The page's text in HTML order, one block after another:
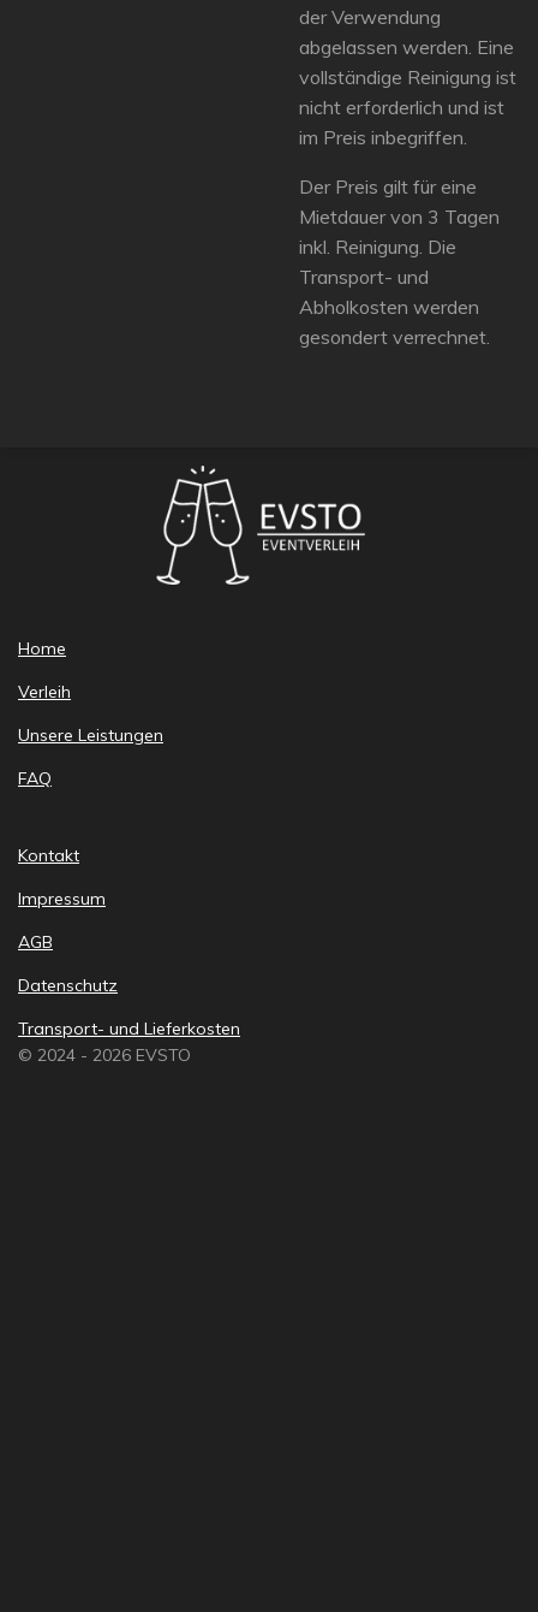
der Verwendung
abgelassen werden. Eine
vollständige Reinigung ist
nicht erforderlich und ist
im Preis inbegriffen.
Der Preis gilt für eine
Mietdauer von 3 Tagen
inkl. Reinigung. Die
Transport- und
Abholkosten werden
gesondert verrechnet.
Home
Verleih
Unsere Leistungen
FAQ
Kontakt
Impressum
AGB
Datenschutz
Transport- und Lieferkosten
© 2024 - 2026 EVSTO